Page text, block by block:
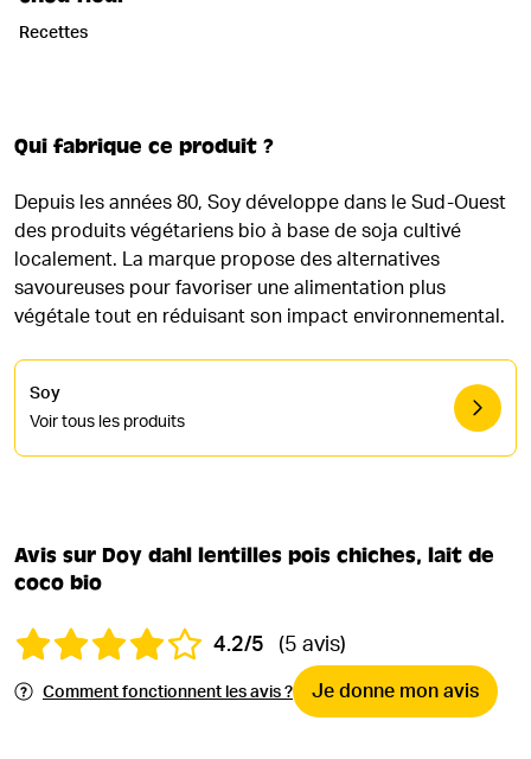
Recettes
Qui fabrique ce produit ?
Depuis les années 80, Soy développe dans le Sud-Ouest
des produits végétariens bio à base de soja cultivé
localement. La marque propose des alternatives
savoureuses pour favoriser une alimentation plus
végétale tout en réduisant son impact environnemental.
Soy
Voir tous les produits
Avis sur Doy dahl lentilles pois chiches, lait de
coco bio
4.2/5 (5 avis)
Comment fonctionnent les avis ? Je donne mon avis